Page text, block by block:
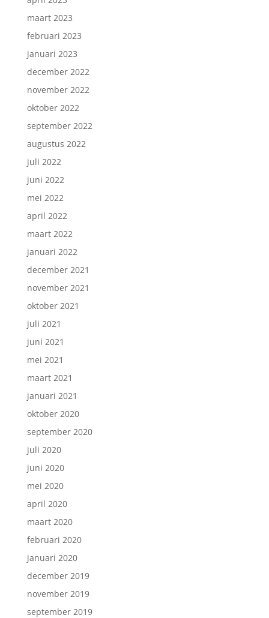
maart 2023
februari 2023
januari 2023
december 2022
november 2022
oktober 2022
september 2022
augustus 2022
juli 2022
juni 2022
mei 2022
april 2022
maart 2022
januari 2022
december 2021
november 2021
oktober 2021
juli 2021
juni 2021
mei 2021
maart 2021
januari 2021
oktober 2020
september 2020
juli 2020
juni 2020
mei 2020
april 2020
maart 2020
februari 2020
januari 2020
december 2019
november 2019
september 2019